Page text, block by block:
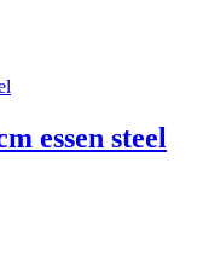
essen steel